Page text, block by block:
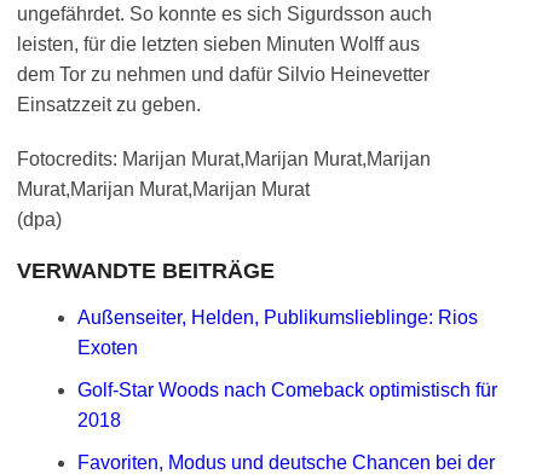
ungefährdet. So konnte es sich Sigurdsson auch
leisten, für die letzten sieben Minuten Wolff aus
dem Tor zu nehmen und dafür Silvio Heinevetter
Einsatzzeit zu geben.
Fotocredits: Marijan Murat,Marijan Murat,Marijan
Murat,Marijan Murat,Marijan Murat
(dpa)
VERWANDTE BEITRÄGE
Außenseiter, Helden, Publikumslieblinge: Rios
Exoten
Golf-Star Woods nach Comeback optimistisch für
2018
Favoriten, Modus und deutsche Chancen bei der